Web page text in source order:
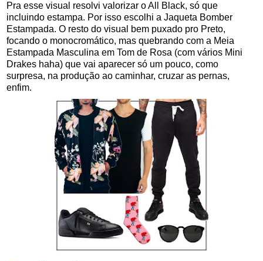
Pra esse visual resolvi valorizar o All Black, só que
incluindo estampa. Por isso escolhi a Jaqueta Bomber
Estampada. O resto do visual bem puxado pro Preto,
focando o monocromático, mas quebrando com a Meia
Estampada Masculina em Tom de Rosa (com vários Mini
Drakes haha) que vai aparecer só um pouco, como
surpresa, na produção ao caminhar, cruzar as pernas,
enfim.